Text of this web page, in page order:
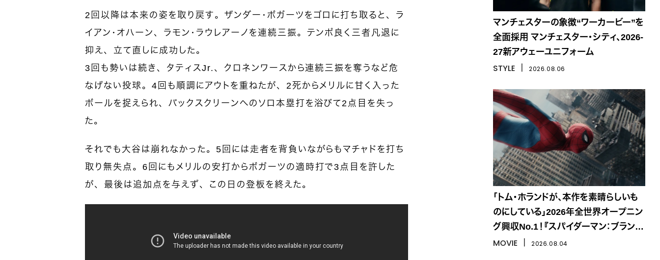
2回以降は本来の姿を取り戻す。ザンダー・ボガーツをゴロに打ち取ると、ラ
イアン・オハーン、ラモン・ラウレアーノを連続三振。テンポ良く三者凡退に
抑え、立て直しに成功した。
3回も勢いは続き、タティスJr.、クロネンワースから連続三振を奪うなど危
なげない投球。4回も順調にアウトを重ねたが、2死からメリルに甘く入った
ボールを捉えられ、バックスクリーンへのソロ本塁打を浴びて2点目を失っ
た。
それでも大谷は崩れなかった。5回には走者を背負いながらもマチャドを打ち
取り無失点。6回にもメリルの安打からボガーツの適時打で3点目を許した
が、最後は追加点を与えず、この日の登板を終えた。
マンチェスターの象徴“ワーカービー”を
全面採用 マンチェスター・シティ、2026-
27新アウェーユニフォーム
STYLE 2026.08.06
「トム・ホランドが、本作を素晴らしいも
のにしている」2026年全世界オープニン
グ興収No.1！『スパイダーマン：ブラン
ド・ニュー・デイ』
MOVIE 2026.08.04